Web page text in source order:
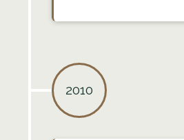
2010